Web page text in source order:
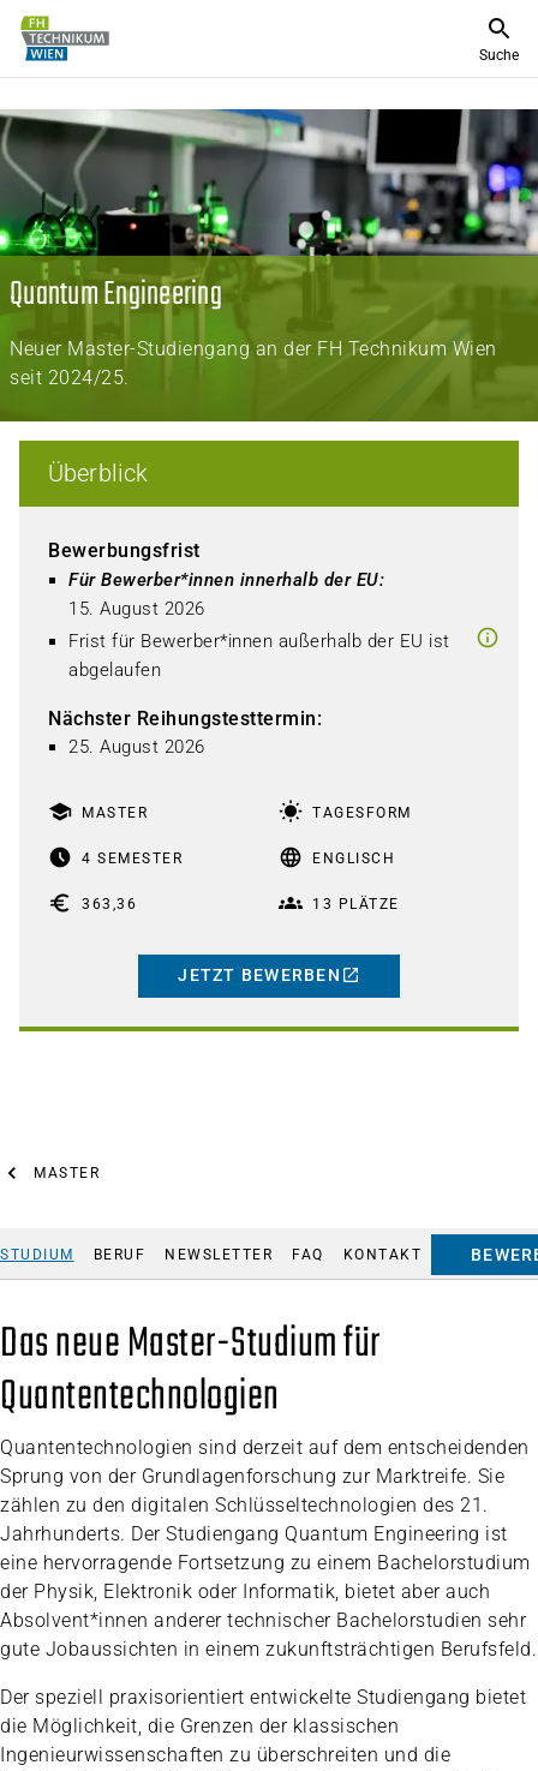
Suche
Quantum Engineering
Neuer Master-Studiengang an der FH Technikum Wien
seit 2024/25.
Überblick
Bewerbungsfrist
Für Bewerber*innen innerhalb der EU:
15. August 2026
Frist für Bewerber*innen außerhalb der EU ist
abgelaufen
info_outline
Nächster Reihungstesttermin:
25. August 2026
school MASTER wb_sunny TAGESFORM
access_time_filled 4 SEMESTER language ENGLISCH
euro 363,36 groups 13 PLÄTZE
JETZT BEWERBEN
MASTER
STUDIUM BERUF NEWSLETTER FAQ KONTAKT
Das neue Master-Studium für
Quantentechnologien
Quantentechnologien sind derzeit auf dem entscheidenden
Sprung von der Grundlagenforschung zur Marktreife. Sie
zählen zu den digitalen Schlüsseltechnologien des 21.
Jahrhunderts. Der Studiengang Quantum Engineering ist
eine hervorragende Fortsetzung zu einem Bachelorstudium
der Physik, Elektronik oder Informatik, bietet aber auch
Absolvent*innen anderer technischer Bachelorstudien sehr
gute Jobaussichten in einem zukunftsträchtigen Berufsfeld.
Der speziell praxisorientiert entwickelte Studiengang bietet
die Möglichkeit, die Grenzen der klassischen
Ingenieurwissenschaften zu überschreiten und die